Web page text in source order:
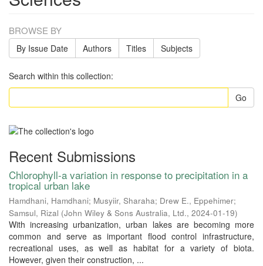
BROWSE BY
By Issue Date Authors Titles Subjects
Search within this collection:
Go
Recent Submissions
Chlorophyll‐a variation in response to precipitation in a
tropical urban lake
Hamdhani, Hamdhani; Musyiir, Sharaha; Drew E., Eppehimer;
Samsul, Rizal (John Wiley & Sons Australia, Ltd., 2024-01-19)
With increasing urbanization, urban lakes are becoming more
common and serve as important flood control infrastructure,
recreational uses, as well as habitat for a variety of biota.
However, given their construction, ...